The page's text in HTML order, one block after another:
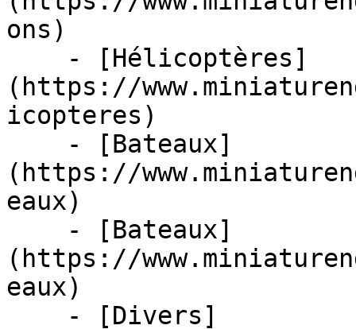
ons)
(https://
icopteres)
(https://
eaux)
(https://
eaux)